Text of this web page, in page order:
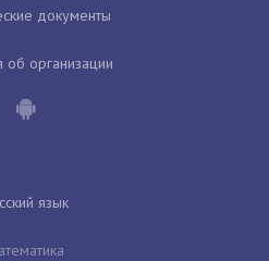
документы
об организации
язык